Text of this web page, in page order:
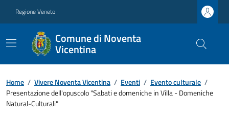
Regione Veneto
Comune di Noventa
Vicentina
Home / Vivere Noventa Vicentina / Eventi / Evento culturale /
Presentazione dell'opuscolo "Sabati e domeniche in Villa - Domeniche
Natural-Culturali"